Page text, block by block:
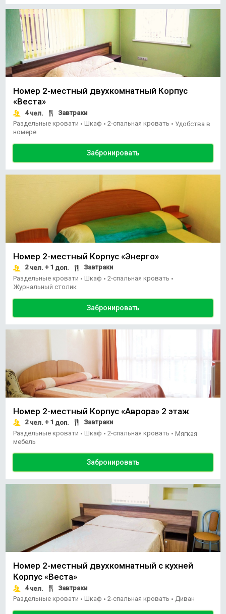
Номер 2-местный двухкомнатный Корпус
«Веста»
4чел.
Завтраки
Раздельные кровати • Шкаф • 2-спальная кровать • Удобства в
номере
Забронировать
Номер 2-местный Корпус «Энерго»
2чел. + 1 доп.
Завтраки
Раздельные кровати • Шкаф • 2-спальная кровать •
Журнальный столик
Забронировать
Номер 2-местный Корпус «Аврора» 2 этаж
2чел. + 1 доп.
Завтраки
Раздельные кровати • Шкаф • 2-спальная кровать • Мягкая
мебель
Забронировать
Номер 2-местный двухкомнатный с кухней
Корпус «Веста»
4чел.
Завтраки
Раздельные кровати • Шкаф • 2-спальная кровать • Диван